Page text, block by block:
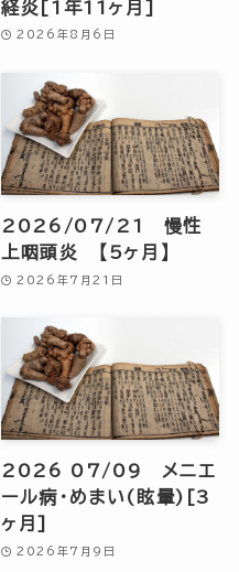
経炎[1年11ヶ月]
2026年8月6日
2026/07/21 慢性
上咽頭炎 【5ヶ月】
2026年7月21日
2026 07/09 メニエ
ール病・めまい(眩暈)[3
ヶ月]
2026年7月9日